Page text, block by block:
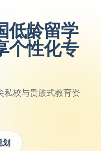
低龄留学
个性化专
私校与贵族式教育资